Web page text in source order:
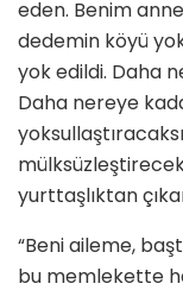
eden. Benim
dedemin köyü
yok edildi. Daha
Daha nereye
yurttaşlıktan
“Beni aileme,
bu memlekette